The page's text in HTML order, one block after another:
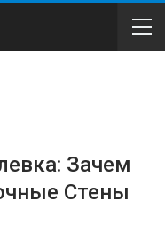
Зачем
Стены